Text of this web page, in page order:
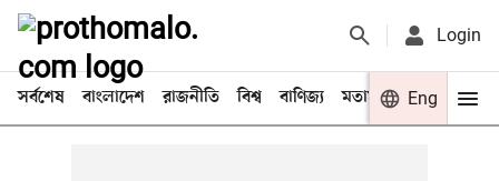
Login
সর্বশেষ বাংলাদেশ রাজনীতি বিশ্ব বাণিজ্য মতামত খেলা
Eng